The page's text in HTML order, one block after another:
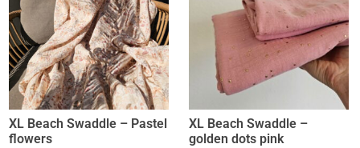
XL Beach Swaddle – Pastel
flowers
XL Beach Swaddle –
golden dots pink